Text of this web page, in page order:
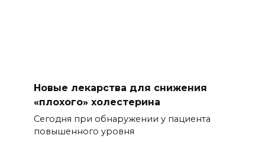
Новые лекарства для снижения
«плохого» холестерина
Сегодня при обнаружении у пациента
повышенного уровня